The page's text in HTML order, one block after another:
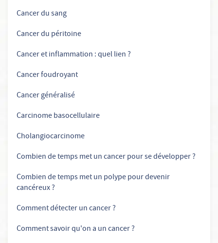
Cancer du sang
Cancer du péritoine
Cancer et inflammation : quel lien ?
Cancer foudroyant
Cancer généralisé
Carcinome basocellulaire
Cholangiocarcinome
Combien de temps met un cancer pour se développer ?
Combien de temps met un polype pour devenir
cancéreux ?
Comment détecter un cancer ?
Comment savoir qu'on a un cancer ?